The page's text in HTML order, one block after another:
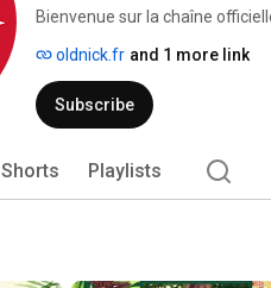
Bienvenue sur la chaîne
oldnick.fr and 1 more link
Subscribe
Shorts Playlists